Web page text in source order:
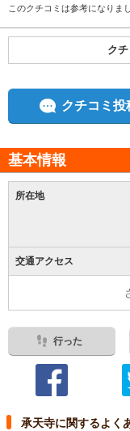
このクチコミは参考になりま
ク
クチコミ投
基本情報
所在地
交通アクセス
行った
承天寺に関するよく